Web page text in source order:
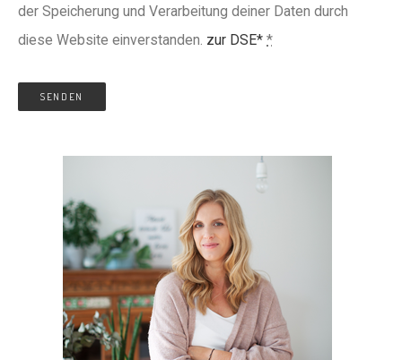
der Speicherung und Verarbeitung deiner Daten durch
diese Website einverstanden. zur DSE* *